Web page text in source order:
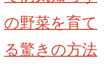
る？"
定
版
–
ア
の野菜を育て
る驚きの方法